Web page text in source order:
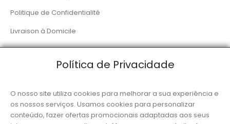
Política de Privacidade
O nosso site utiliza cookies para melhorar a sua experiência e
os nossos serviços. Usamos cookies para personalizar
conteúdo, fazer ofertas promocionais adaptadas aos seus
Politique de Confidentialité
Livraison à Domicile